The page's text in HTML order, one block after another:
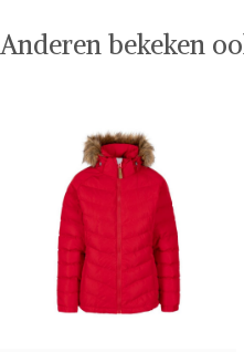
Anderen bekeken